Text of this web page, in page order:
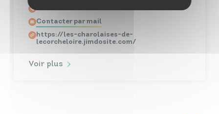
06 78 95 09 77
Contacter par mail
https://les-charolaises-de-
lecorcheloire.jimdosite.com/
Voir plus